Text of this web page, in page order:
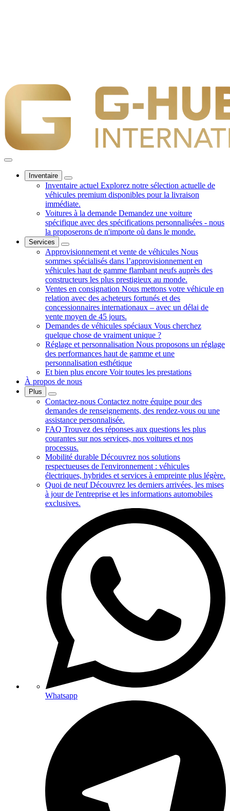
Inventaire
Inventaire actuel Explorez notre sélection actuelle de
véhicules premium disponibles pour la livraison
immédiate.
Voitures à la demande Demandez une voiture
spécifique avec des spécifications personnalisées - nous
la proposerons de n'importe où dans le monde.
Services
Approvisionnement et vente de véhicules Nous
sommes spécialisés dans l’approvisionnement en
véhicules haut de gamme flambant neufs auprès des
constructeurs les plus prestigieux au monde.
Ventes en consignation Nous mettons votre véhicule en
relation avec des acheteurs fortunés et des
concessionnaires internationaux – avec un délai de
vente moyen de 45 jours.
Demandes de véhicules spéciaux Vous cherchez
quelque chose de vraiment unique ?
Réglage et personnalisation Nous proposons un réglage
des performances haut de gamme et une
personnalisation esthétique
Et bien plus encore Voir toutes les prestations
À propos de nous
Plus
Contactez-nous Contactez notre équipe pour des
demandes de renseignements, des rendez-vous ou une
assistance personnalisée.
FAQ Trouvez des réponses aux questions les plus
courantes sur nos services, nos voitures et nos
processus.
Mobilité durable Découvrez nos solutions
respectueuses de l'environnement : véhicules
électriques, hybrides et services à empreinte plus légère.
Quoi de neuf Découvrez les derniers arrivées, les mises
à jour de l'entreprise et les informations automobiles
exclusives.
Whatsapp